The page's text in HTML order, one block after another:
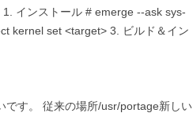
インストール # emerge --ask sys-
kernel set <target> 3. ビルド＆イン
です。 従来の場所/usr/portage新しい